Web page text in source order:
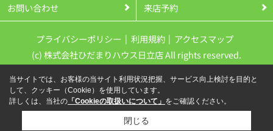
お問い合わせ 来店予約
プライバシーポリシー 利用規約
アクセスマップ
(c) 株式会社ひだまりハウス日立店 All rights reserved.
当サイトでは、お客様の当サイト利用状況把握、サービス向上検討を目的と
して、クッキー（Cookie）を使用しています。
詳しくは、当社の 「Cookieの取扱いについて」 をご確認ください。
閉じる